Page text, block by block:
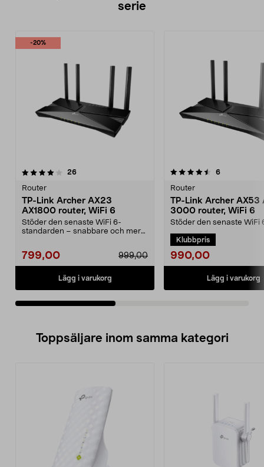
serie
-20%
26recensioner
Router
TP-Link Archer AX23
AX1800 router, WiFi 6
Stöder den senaste WiFi 6-
standarden – snabbare och mer
999,00
799,00
Lägg i varukorg
4.5av 5 stjärnor 6recensioner
Router
TP-Link Archer AX53
3000 router, WiFi 6
Stöder den senaste WiFi
effektiv streaming. AX30...
Klubbpris
990,00
Lägg i varukorg
3.5av 5 stjärnor
Toppsäljare inom samma kategori